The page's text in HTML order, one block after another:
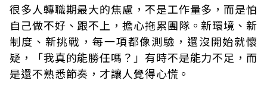
很多人轉職期最大的焦慮，不是工作量多，而是怕
自己做不好、跟不上，擔心拖累團隊。新環境、新
制度、新挑戰，每一項都像測驗，還沒開始就懷
疑，「我真的能勝任嗎？」有時不是能力不足，而
是還不熟悉節奏，才讓人覺得心慌。